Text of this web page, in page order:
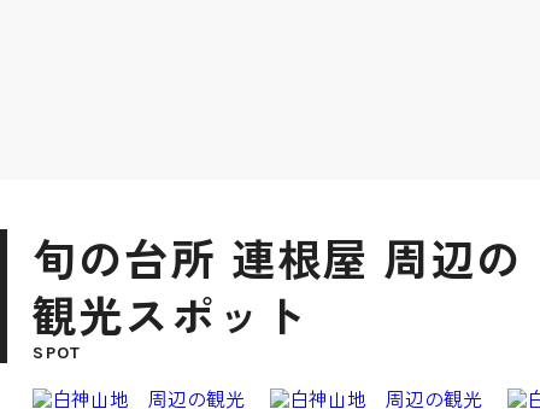
旬の台所 連根屋 周辺の
観光スポット
SPOT